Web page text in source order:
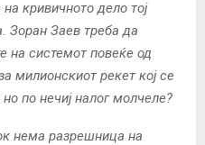
кривичното дело тој
Зоран Заев треба да
на системот повеќе од
милионскиот рекет кој се
по нечиј налог молчеле?
нема разрешница на